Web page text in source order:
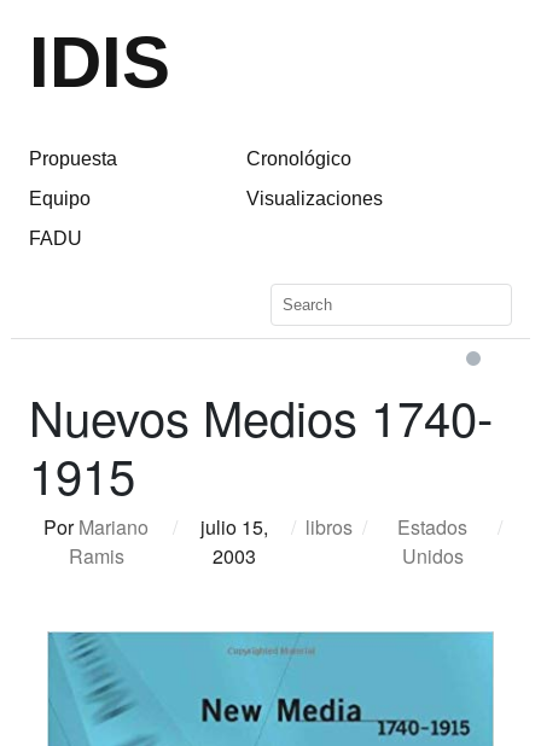
IDIS
Propuesta
Equipo
FADU
Cronológico
Visualizaciones
Nuevos Medios 1740-
1915
PorMariano
Ramis
/
julio 15,
2003
/ libros /
Estados
Unidos
/